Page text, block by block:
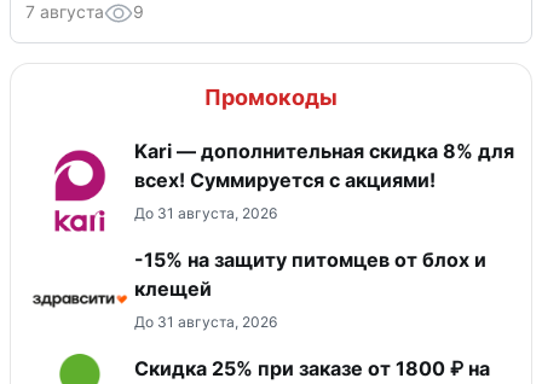
7 августа 9
Промокоды
Kari — дополнительная скидка 8% для
всех! Суммируется с акциями!
До 31 августа, 2026
-15% на защиту питомцев от блох и
клещей
До 31 августа, 2026
Скидка 25% при заказе от 1800 ₽ на